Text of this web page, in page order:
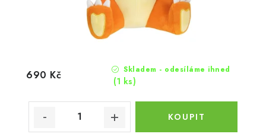
Skladem - odesíláme ihned
(1 ks)
690 Kč